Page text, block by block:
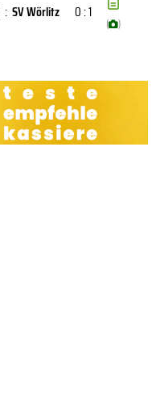
: SV Wörlitz 0 : 1
( )